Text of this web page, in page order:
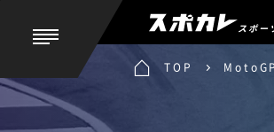
スポー
TOP